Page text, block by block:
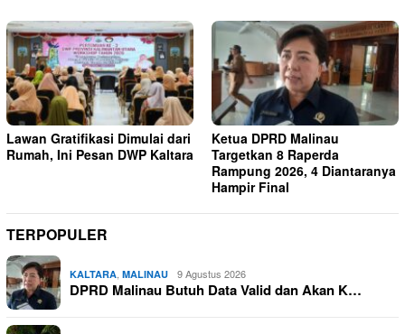
Lawan Gratifikasi Dimulai dari
Rumah, Ini Pesan DWP Kaltara
Ketua DPRD Malinau
Targetkan 8 Raperda
Rampung 2026, 4 Diantaranya
Hampir Final
TERPOPULER
KALTARA MALINAU 9 Agustus 2026
DPRD Malinau Butuh Data Valid dan Akan K…